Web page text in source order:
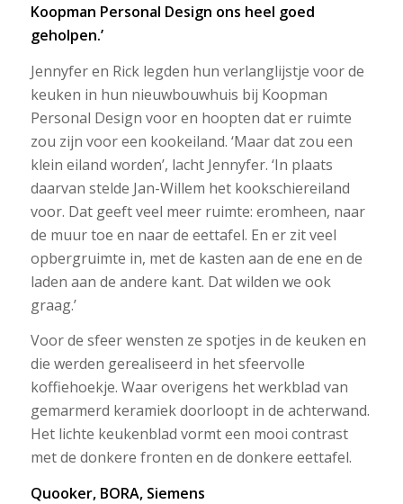
Koopman Personal Design ons heel goed
geholpen.’
Jennyfer en Rick legden hun verlanglijstje voor de
keuken in hun nieuwbouwhuis bij Koopman
Personal Design voor en hoopten dat er ruimte
zou zijn voor een kookeiland. ‘Maar dat zou een
klein eiland worden’, lacht Jennyfer. ‘In plaats
daarvan stelde Jan-Willem het kookschiereiland
voor. Dat geeft veel meer ruimte: eromheen, naar
de muur toe en naar de eettafel. En er zit veel
opbergruimte in, met de kasten aan de ene en de
laden aan de andere kant. Dat wilden we ook
graag.’
Voor de sfeer wensten ze spotjes in de keuken en
die werden gerealiseerd in het sfeervolle
koffiehoekje. Waar overigens het werkblad van
gemarmerd keramiek doorloopt in de achterwand.
Het lichte keukenblad vormt een mooi contrast
met de donkere fronten en de donkere eettafel.
Quooker, BORA, Siemens